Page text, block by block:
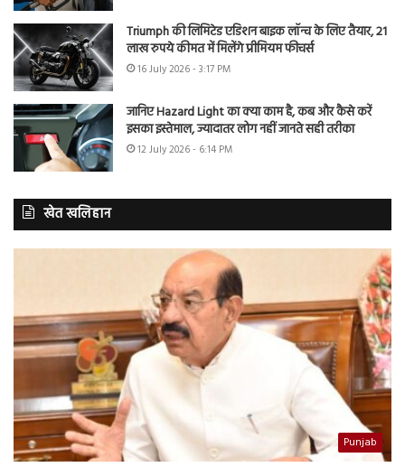
Triumph की लिमिटेड एडिशन बाइक लॉन्च के लिए तैयार, 21
लाख रुपये कीमत में मिलेंगे प्रीमियम फीचर्स
16 July 2026 - 3:17 PM
जानिए Hazard Light का क्या काम है, कब और कैसे करें
इसका इस्तेमाल, ज्यादातर लोग नहीं जानते सही तरीका
12 July 2026 - 6:14 PM
खेत खलिहान
Punjab